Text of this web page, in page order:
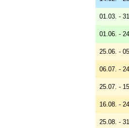
01.03. -
01.06. -
25.06. -
06.07. -
25.07. -
16.08. -
25.08. -